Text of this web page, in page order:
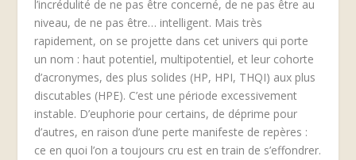
l’incrédulité de ne pas être concerné, de ne pas être au
niveau, de ne pas être… intelligent. Mais très
rapidement, on se projette dans cet univers qui porte
un nom : haut potentiel, multipotentiel, et leur cohorte
d’acronymes, des plus solides (HP, HPI, THQI) aux plus
discutables (HPE). C’est une période excessivement
instable. D’euphorie pour certains, de déprime pour
d’autres, en raison d’une perte manifeste de repères :
ce en quoi l’on a toujours cru est en train de s’effondrer.